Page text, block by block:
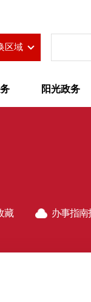
区域
阳光政务
藏 办事指南